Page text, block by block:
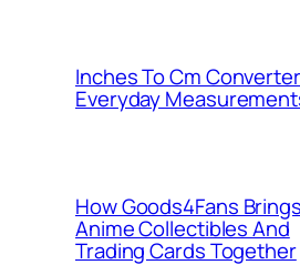
Inches To Cm
Everyday
How Goods4Fans Brings
Anime Collectibles And
Trading Cards Together